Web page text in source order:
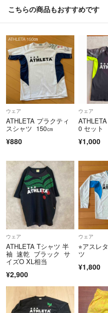
即決購入可能です。
他サイトにも出品している為突
こちらの商品もおすすめです
ウェア
ATHLETA プラクティ
スシャツ 150㎝
¥880
ウェア
0 セット
¥1,000
ウェア
ATHLETA Tシャツ 半
袖 速乾 ブラック サ
イズO XL相当
¥2,900
ウェア
⭐︎アスレ
ツ
¥1,800